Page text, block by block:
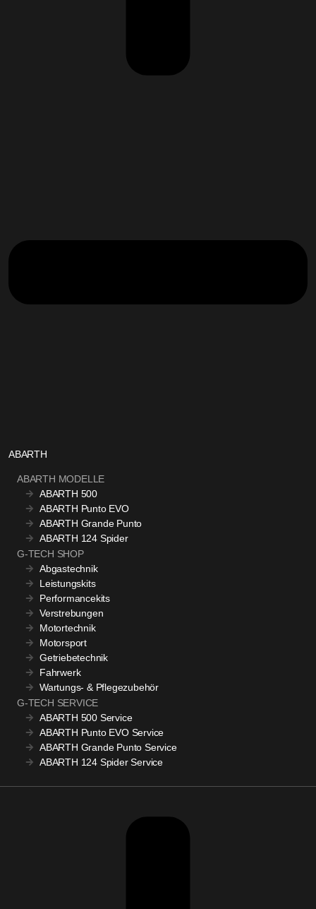
ABARTH
ABARTH MODELLE
ABARTH 500
ABARTH Punto EVO
ABARTH Grande Punto
ABARTH 124 Spider
G-TECH SHOP
Abgastechnik
Leistungskits
Performancekits
Verstrebungen
Motortechnik
Motorsport
Getriebetechnik
Fahrwerk
Wartungs- & Pflegezubehör
G-TECH SERVICE
ABARTH 500 Service
ABARTH Punto EVO Service
ABARTH Grande Punto Service
ABARTH 124 Spider Service